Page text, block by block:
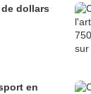
dollars
en